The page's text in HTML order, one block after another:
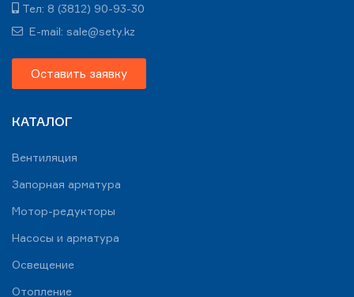
Тел: 8 (3812) 90-93-30
E-mail: sale@sety.kz
Оставить заявку
КАТАЛОГ
Вентиляция
Запорная арматура
Мотор-редукторы
Насосы и арматура
Освещение
Отопление